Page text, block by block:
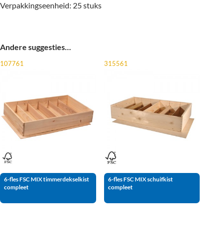
Verpakkingseenheid: 25 stuks
Andere suggesties…
107761
6-fles FSC MIX timmerdekselkist
compleet
315561
6-fles FSC MIX schuifkist
compleet